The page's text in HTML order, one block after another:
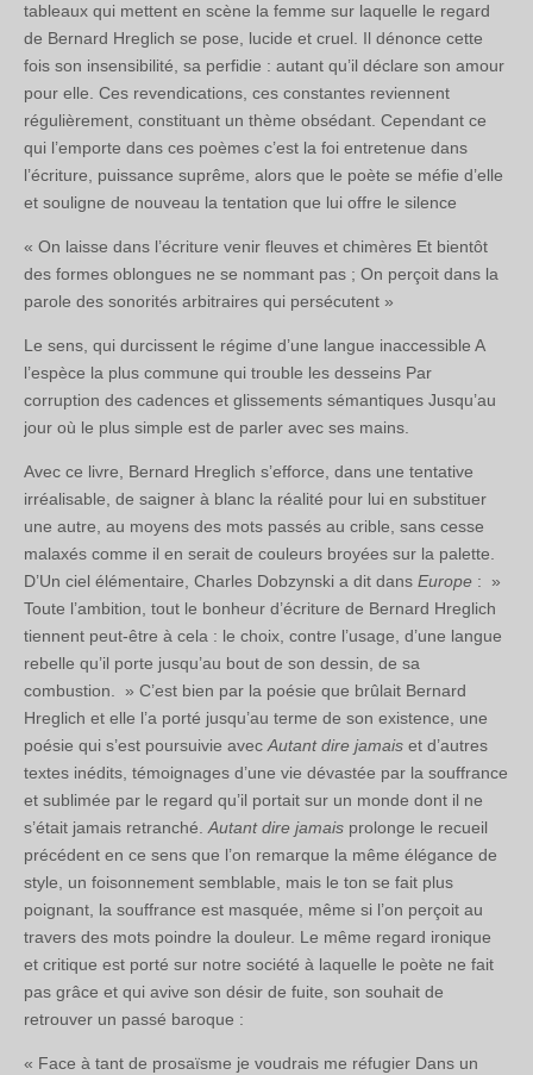
tableaux qui mettent en scène la femme sur laquelle le regard
de Bernard Hreglich se pose, lucide et cruel. Il dénonce cette
fois son insensibilité, sa perfidie : autant qu’il déclare son amour
pour elle. Ces revendications, ces constantes reviennent
régulièrement, constituant un thème obsédant. Cependant ce
qui l’emporte dans ces poèmes c’est la foi entretenue dans
l’écriture, puissance suprême, alors que le poète se méfie d’elle
et souligne de nouveau la tentation que lui offre le silence
« On laisse dans l’écriture venir fleuves et chimères Et bientôt
des formes oblongues ne se nommant pas ; On perçoit dans la
parole des sonorités arbitraires qui persécutent »
Le sens, qui durcissent le régime d’une langue inaccessible A
l’espèce la plus commune qui trouble les desseins Par
corruption des cadences et glissements sémantiques Jusqu’au
jour où le plus simple est de parler avec ses mains.
Avec ce livre, Bernard Hreglich s’efforce, dans une tentative
irréalisable, de saigner à blanc la réalité pour lui en substituer
une autre, au moyens des mots passés au crible, sans cesse
malaxés comme il en serait de couleurs broyées sur la palette.
D’Un ciel élémentaire, Charles Dobzynski a dit dans Europe : »
Toute l’ambition, tout le bonheur d’écriture de Bernard Hreglich
tiennent peut-être à cela : le choix, contre l’usage, d’une langue
rebelle qu’il porte jusqu’au bout de son dessin, de sa
combustion. » C’est bien par la poésie que brûlait Bernard
Hreglich et elle l’a porté jusqu’au terme de son existence, une
poésie qui s’est poursuivie avec Autant dire jamais et d’autres
textes inédits, témoignages d’une vie dévastée par la souffrance
et sublimée par le regard qu’il portait sur un monde dont il ne
s’était jamais retranché. Autant dire jamais prolonge le recueil
précédent en ce sens que l’on remarque la même élégance de
style, un foisonnement semblable, mais le ton se fait plus
poignant, la souffrance est masquée, même si l’on perçoit au
travers des mots poindre la douleur. Le même regard ironique
et critique est porté sur notre société à laquelle le poète ne fait
pas grâce et qui avive son désir de fuite, son souhait de
retrouver un passé baroque :
« Face à tant de prosaïsme je voudrais me réfugier Dans un